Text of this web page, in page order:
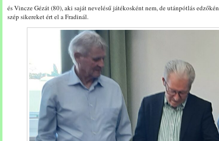
és Vincze Gézát (80), aki saját nevelésű játékosként nem, de utánpótlás
szép sikereket ért el a Fradinál.